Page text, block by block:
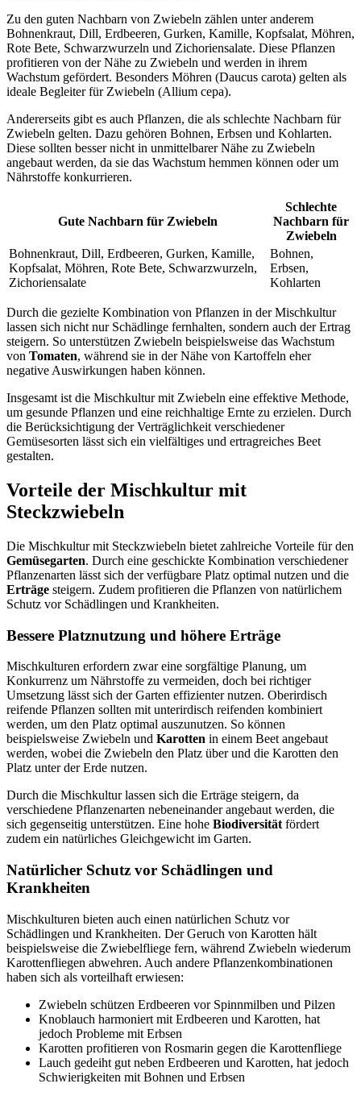
Zu den guten Nachbarn von Zwiebeln zählen unter anderem
Bohnenkraut, Dill, Erdbeeren, Gurken, Kamille, Kopfsalat, Möhren,
Rote Bete, Schwarzwurzeln und Zichoriensalate. Diese Pflanzen
profitieren von der Nähe zu Zwiebeln und werden in ihrem
Wachstum gefördert. Besonders Möhren (Daucus carota) gelten als
ideale Begleiter für Zwiebeln (Allium cepa).
Andererseits gibt es auch Pflanzen, die als schlechte Nachbarn für
Zwiebeln gelten. Dazu gehören Bohnen, Erbsen und Kohlarten.
Diese sollten besser nicht in unmittelbarer Nähe zu Zwiebeln
angebaut werden, da sie das Wachstum hemmen können oder um
Nährstoffe konkurrieren.
Gute Nachbarn für Zwiebeln
Schlechte
Nachbarn für
Zwiebeln
Bohnenkraut, Dill, Erdbeeren, Gurken, Kamille,
Kopfsalat, Möhren, Rote Bete, Schwarzwurzeln,
Zichoriensalate
Bohnen,
Erbsen,
Kohlarten
Durch die gezielte Kombination von Pflanzen in der Mischkultur
lassen sich nicht nur Schädlinge fernhalten, sondern auch der Ertrag
steigern. So unterstützen Zwiebeln beispielsweise das Wachstum
von Tomaten, während sie in der Nähe von Kartoffeln eher
negative Auswirkungen haben können.
Insgesamt ist die Mischkultur mit Zwiebeln eine effektive Methode,
um gesunde Pflanzen und eine reichhaltige Ernte zu erzielen. Durch
die Berücksichtigung der Verträglichkeit verschiedener
Gemüsesorten lässt sich ein vielfältiges und ertragreiches Beet
gestalten.
Vorteile der Mischkultur mit
Steckzwiebeln
Die Mischkultur mit Steckzwiebeln bietet zahlreiche Vorteile für den
Gemüsegarten. Durch eine geschickte Kombination verschiedener
Pflanzenarten lässt sich der verfügbare Platz optimal nutzen und die
Erträge steigern. Zudem profitieren die Pflanzen von natürlichem
Schutz vor Schädlingen und Krankheiten.
Bessere Platznutzung und höhere Erträge
Mischkulturen erfordern zwar eine sorgfältige Planung, um
Konkurrenz um Nährstoffe zu vermeiden, doch bei richtiger
Umsetzung lässt sich der Garten effizienter nutzen. Oberirdisch
reifende Pflanzen sollten mit unterirdisch reifenden kombiniert
werden, um den Platz optimal auszunutzen. So können
beispielsweise Zwiebeln und Karotten in einem Beet angebaut
werden, wobei die Zwiebeln den Platz über und die Karotten den
Platz unter der Erde nutzen.
Durch die Mischkultur lassen sich die Erträge steigern, da
verschiedene Pflanzenarten nebeneinander angebaut werden, die
sich gegenseitig unterstützen. Eine hohe Biodiversität fördert
zudem ein natürliches Gleichgewicht im Garten.
Natürlicher Schutz vor Schädlingen und
Krankheiten
Mischkulturen bieten auch einen natürlichen Schutz vor
Schädlingen und Krankheiten. Der Geruch von Karotten hält
beispielsweise die Zwiebelfliege fern, während Zwiebeln wiederum
Karottenfliegen abwehren. Auch andere Pflanzenkombinationen
haben sich als vorteilhaft erwiesen:
Zwiebeln schützen Erdbeeren vor Spinnmilben und Pilzen
Knoblauch harmoniert mit Erdbeeren und Karotten, hat
jedoch Probleme mit Erbsen
Karotten profitieren von Rosmarin gegen die Karottenfliege
Lauch gedeiht gut neben Erdbeeren und Karotten, hat jedoch
Schwierigkeiten mit Bohnen und Erbsen